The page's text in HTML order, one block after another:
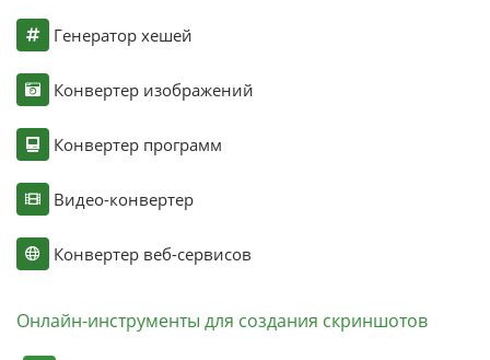
Генератор хешей
Конвертер изображений
Конвертер программ
Видео-конвертер
Конвертер веб-сервисов
Онлайн-инструменты для создания скриншотов